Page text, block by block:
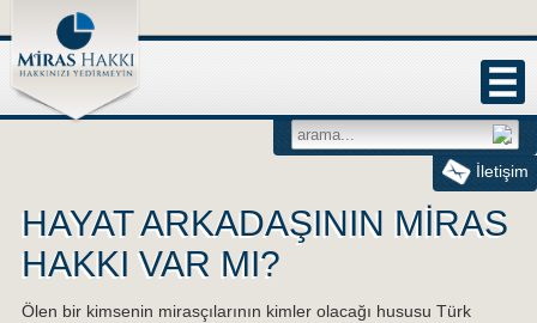
İletişim
HAYAT ARKADAŞININ MİRAS
HAKKI VAR MI?
Ölen bir kimsenin mirasçılarının kimler olacağı hususu Türk